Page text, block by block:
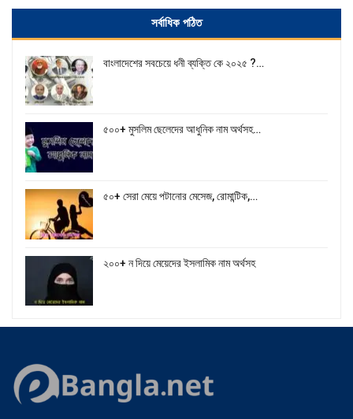
সর্বাধিক পঠিত
বাংলাদেশের সবচেয়ে ধনী ব্যক্তি কে ২০২৫ ?…
৫০০+ মুসলিম ছেলেদের আধুনিক নাম অর্থসহ…
৫০+ সেরা মেয়ে পটানোর মেসেজ, রোমান্টিক,…
২০০+ ন দিয়ে মেয়েদের ইসলামিক নাম অর্থসহ